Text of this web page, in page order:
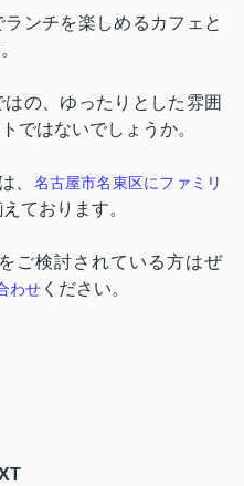
ンチを楽しめるカフェと
の、ゆったりとした雰囲
ではないでしょうか。
、 名古屋市名東区にファミリ
ております。
ご検討されている方はぜ
わせ ください。